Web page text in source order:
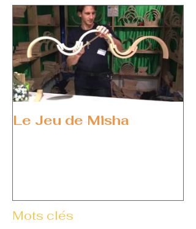
Le Jeu de Misha
Mots clés